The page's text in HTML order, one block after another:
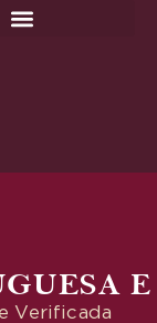
Verificada